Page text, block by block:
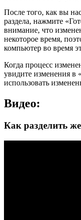
После того, как вы
раздела, нажмите
внимание, что
некоторое время,
компьютер во время
Когда процесс
увидите изменения в
использовать
Видео:
Как разделить